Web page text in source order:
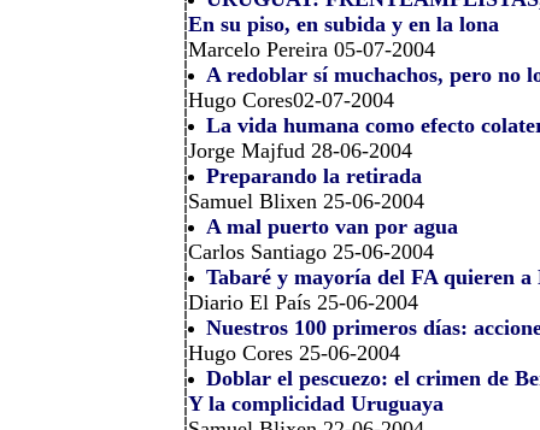
En su piso, en subida y en la lona
Marcelo Pereira 05-07-2004
A redoblar sí muchachos, pero no
Hugo Cores02-07-2004
La vida humana como efecto
Jorge Majfud 28-06-2004
Preparando la retirada
Samuel Blixen 25-06-2004
A mal puerto van por agua
Carlos Santiago 25-06-2004
Tabaré y mayoría del FA quieren
Diario El País 25-06-2004
Nuestros 100 primeros días:
Hugo Cores 25-06-2004
Doblar el pescuezo: el crimen de
Y la complicidad Uruguaya